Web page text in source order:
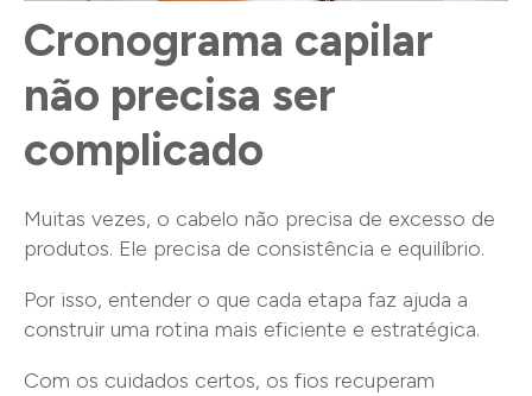
Cronograma capilar
não precisa ser
complicado
Muitas vezes, o cabelo não precisa de excesso de
produtos. Ele precisa de consistência e equilíbrio.
Por isso, entender o que cada etapa faz ajuda a
construir uma rotina mais eficiente e estratégica.
Com os cuidados certos, os fios recuperam